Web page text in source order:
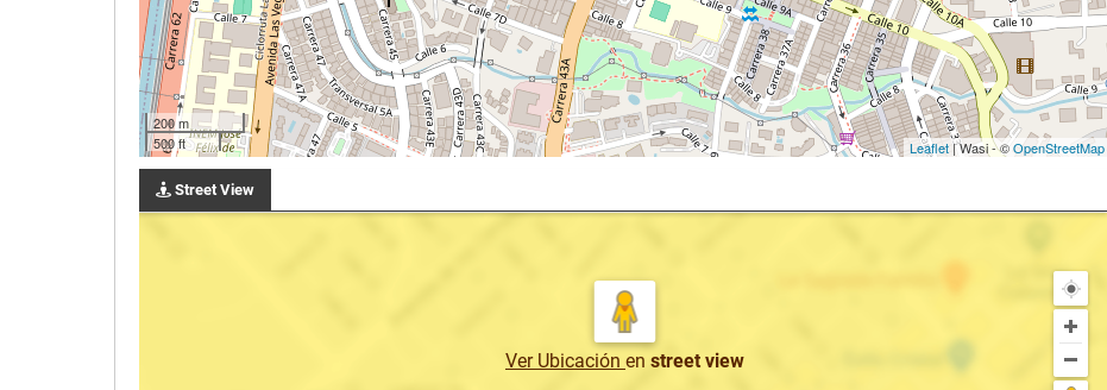
200 m
500 ft
Leaflet| Wasi - ©OpenStreetMap
Street View
Ver Ubicación en street view